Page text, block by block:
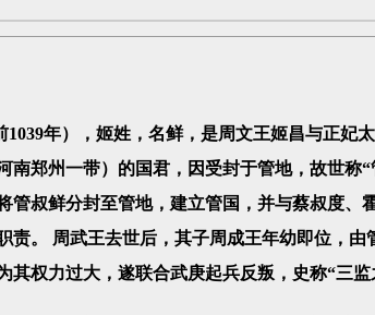
年），姬姓，名鲜，是周文王姬昌与正妃
河南郑州一带）的国君，因受封于管地，故世
管叔鲜分封至管地，建立管国，并与蔡叔度
责。 周武王去世后，其子周成王年幼即位，
其权力过大，遂联合武庚起兵反叛，史称“三监